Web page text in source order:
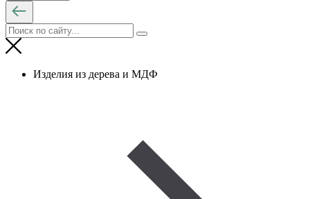
Изделия из дерева и МДФ